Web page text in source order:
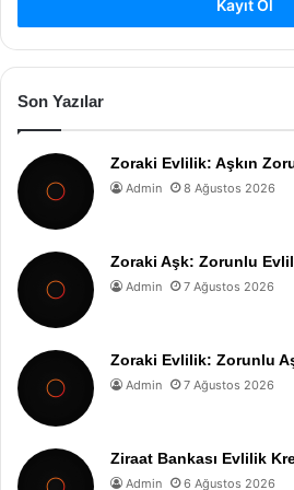
Kayıt Ol
Son Yazılar
Zoraki Evlilik: Aşkın
Admin 8 Ağustos 2026
Zoraki Aşk: Zorunlu
Admin 7 Ağustos 2026
Zoraki Evlilik: Zorunlu
Admin 7 Ağustos 2026
Ziraat Bankası Evlilik
Admin 6 Ağustos 2026